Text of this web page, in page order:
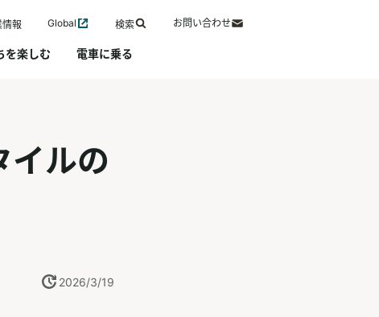
報 Global 検索 お問い合わせ
を楽しむ 電車に乗る
ルの
2026/3/19